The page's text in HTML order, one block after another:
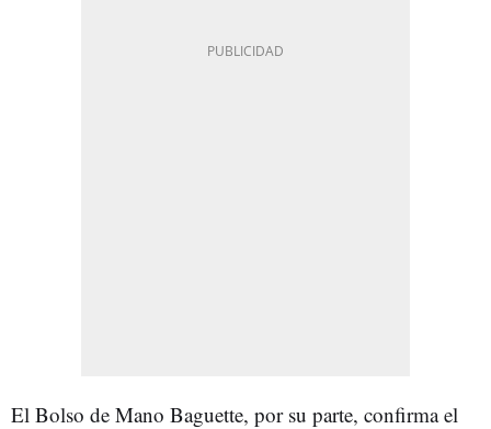
El Bolso de Mano Baguette, por su parte, confirma el